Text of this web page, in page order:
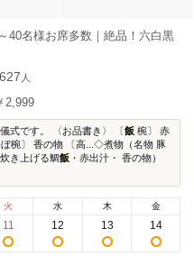
40名様お席多数｜絶品！六白黒
人
2,999
式です。 〈お品書き〉 〔飯 椀〕 赤
椀〕 香の物 〔高...◇煮物（名物 豚
き上げる鯛飯 ・赤出汁・ 香の物）
火
11
水
12
木
13
金
14